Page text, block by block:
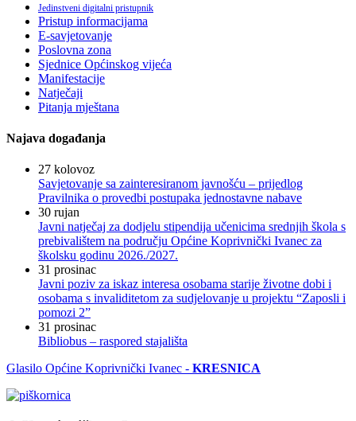
Jedinstveni digitalni pristupnik
Pristup informacijama
E-savjetovanje
Poslovna zona
Sjednice Općinskog vijeća
Manifestacije
Natječaji
Pitanja mještana
Najava događanja
27 kolovoz
Savjetovanje sa zainteresiranom javnošću – prijedlog
Pravilnika o provedbi postupaka jednostavne nabave
30 rujan
Javni natječaj za dodjelu stipendija učenicima srednjih škola s
prebivalištem na području Općine Koprivnički Ivanec za
školsku godinu 2026./2027.
31 prosinac
Javni poziv za iskaz interesa osobama starije životne dobi i
osobama s invaliditetom za sudjelovanje u projektu “Zaposli i
pomozi 2”
31 prosinac
Bibliobus – raspored stajališta
Glasilo Općine Koprivnički Ivanec - KRESNICA